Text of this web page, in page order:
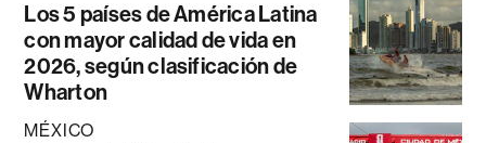
Los 5 países de América Latina
con mayor calidad de vida en
2026, según clasificación de
Wharton
MÉXICO